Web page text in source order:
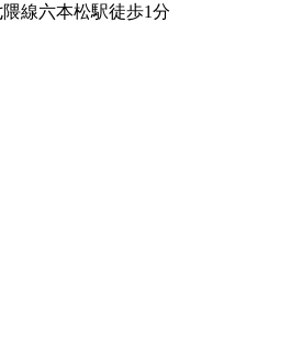
線六本松駅徒歩1分